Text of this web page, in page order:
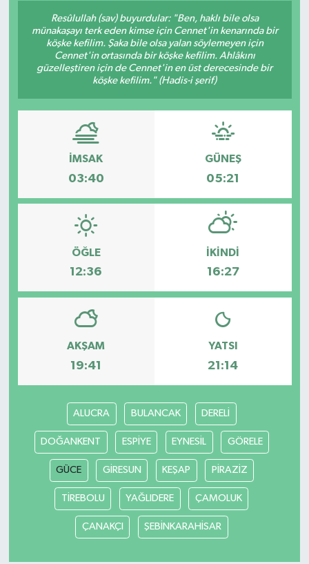
Resûlullah (sav) buyurdular: "Ben, haklı bile olsa
münakaşayı terk eden kimse için Cennet'in kenarında bir
köşke kefilim. Şaka bile olsa yalan söylemeyen için
Cennet'in ortasında bir köşke kefilim. Ahlâkını
güzelleştiren için de Cennet'in en üst derecesinde bir
köşke kefilim." (Hadis-i şerif)
İMSAK
03:40
GÜNEŞ
05:21
ÖĞLE
12:36
İKINDI
16:27
AKŞAM
19:41
YATSI
21:14
ALUCRA BULANCAK DERELİ
DOĞANKENT ESPİYE EYNESİL GÖRELE
GÜCE GİRESUN KEŞAP PİRAZİZ
TİREBOLU YAĞLIDERE ÇAMOLUK
ÇANAKÇI ŞEBİNKARAHİSAR
Siyaset
Spor
Video Galeri
Yaşam